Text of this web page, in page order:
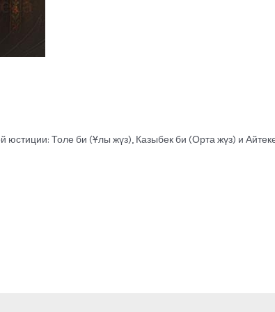
Толе би (Ұлы жүз), Казыбек би (Орта жүз) и Айтеке